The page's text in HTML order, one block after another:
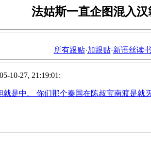
法姑斯一直企图混入
所有跟贴·加跟贴·新语丝读
10-27, 21:19:01:
就是中。 你们那个秦国在陈叔宝南渡是就